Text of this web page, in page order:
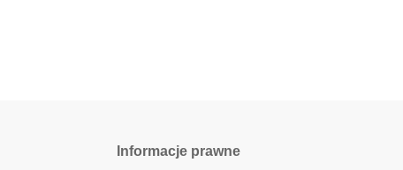
Informacje prawne